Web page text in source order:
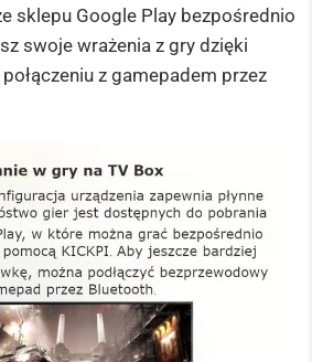
sklepu Google Play bezpośrednio
swoje wrażenia z gry dzięki
z gamepadem przez